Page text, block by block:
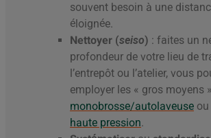
souvent besoin à une
éloignée.
Nettoyer (seiso) : faites un
profondeur de votre lieu de
l’entrepôt ou l’atelier, vous
employer les « gros moyens
monobrosse/autolaveuse
haute pression.